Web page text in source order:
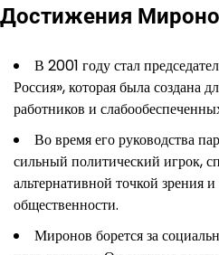
Достижения
В 2001 году стал
Россия», которая была создана
работников и
Во время его руководства
сильный политический игрок,
альтернативной точкой зрения
общественности.
Миронов борется за